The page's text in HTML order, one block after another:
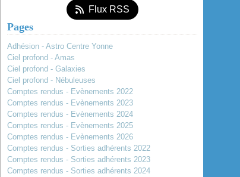
Flux RSS
Pages
Adhésion - Astro Centre Yonne
Ciel profond - Amas
Ciel profond - Galaxies
Ciel profond - Nébuleuses
Comptes rendus - Evènements 2022
Comptes rendus - Evènements 2023
Comptes rendus - Evènements 2024
Comptes rendus - Evènements 2025
Comptes rendus - Evènements 2026
Comptes rendus - Sorties adhérents 2022
Comptes rendus - Sorties adhérents 2023
Comptes rendus - Sorties adhérents 2024